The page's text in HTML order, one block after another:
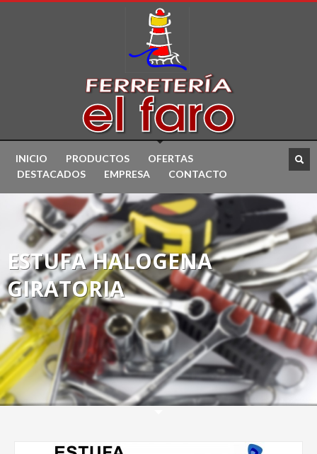
INICIO PRODUCTOS
OFERTAS
DESTACADOS
EMPRESA CONTACTO
ESTUFA HALOGENA
GIRATORIA